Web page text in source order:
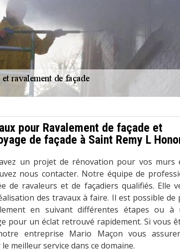
pour Ravalement de façade et
de façade à Saint Remy L
un projet de rénovation pour vos murs
nous contacter. Notre équipe de
de ravaleurs et de façadiers qualifiés. Elle
des travaux à faire. Il est possible de
en suivant différentes étapes ou à
pour un éclat retrouvé rapidement. Si vous
entreprise Mario Maçon vous
meilleur service dans ce domaine.